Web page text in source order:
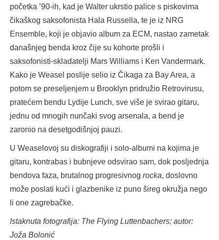
početka ’90-ih, kad je Walter ukrstio palice s piskovima
čikaškog saksofonista Hala Russella, te je iz NRG
Ensemble, koji je objavio album za ECM, nastao zametak
današnjeg benda kroz čije su kohorte prošli i
saksofonisti-skladatelji Mars Williams i Ken Vandermark.
Kako je Weasel poslije selio iz Čikaga za Bay Area, a
potom se preseljenjem u Brooklyn pridružio Retrovirusu,
pratećem bendu Lydije Lunch, sve više je svirao gitaru,
jednu od mnogih nunčaki svog arsenala, a bend je
zaronio na desetgodišnjoj pauzi.
U Weaselovoj su diskografiji i solo-albumi na kojima je
gitaru, kontrabas i bubnjeve odsvirao sam, dok posljednja
bendova faza, brutalnog progresivnog rocka, doslovno
može poslati kući i glazbenike iz puno šireg okružja nego
li one zagrebačke.
Istaknuta fotografija: The Flying Luttenbachers; autor:
Joža Bolonić